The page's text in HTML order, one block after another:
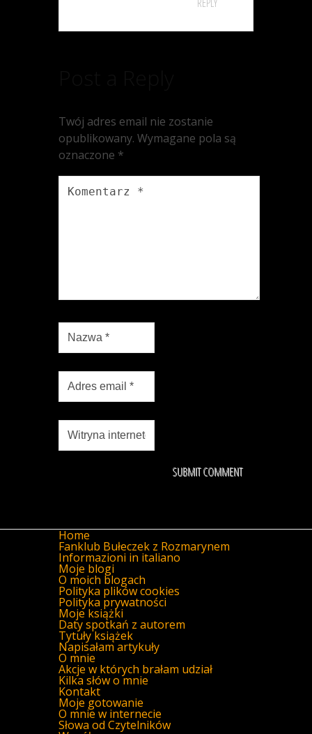
Twój adres email nie zostanie
opublikowany. Wymagane pola są
oznaczone *
Home
Fanklub Bułeczek z Rozmarynem
Informazioni in italiano
Moje blogi
O moich blogach
Polityka plików cookies
Polityka prywatności
Moje książki
Daty spotkań z autorem
Tytuły książek
Napisałam artykuły
O mnie
Akcje w których brałam udział
Kilka słów o mnie
Kontakt
Moje gotowanie
O mnie w internecie
Słowa od Czytelników